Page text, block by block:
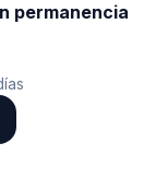
permanencia